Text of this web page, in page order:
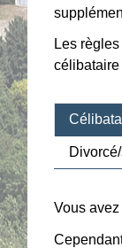
Les
Vous